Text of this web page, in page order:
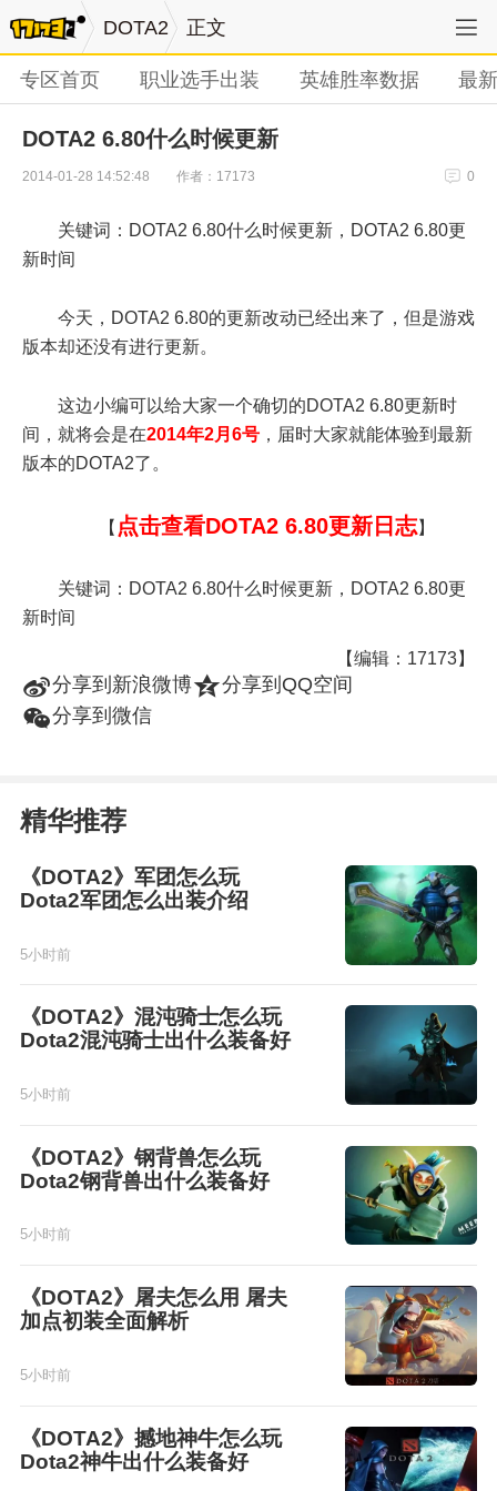
DOTA2 正文
专区首页 职业选手出装 英雄胜率数据 最
DOTA2 6.80什么时候更新
2014-01-28 14:52:48 作者：17173 0
关键词：DOTA2 6.80什么时候更新，DOTA2 6.80更
新时间
今天，DOTA2 6.80的更新改动已经出来了，但是游戏
版本却还没有进行更新。
这边小编可以给大家一个确切的DOTA2 6.80更新时
间，就将会是在2014年2月6号 ，届时大家就能体验到最新
版本的DOTA2了。
【 点击查看DOTA2 6.80更新日志】
关键词：DOTA2 6.80什么时候更新，DOTA2 6.80更
新时间
【编辑：17173】
t分享到新浪微博z分享到QQ空间
w分享到微信
精华推荐
《DOTA2》军团怎么玩
Dota2军团怎么出装介绍
5小时前
《DOTA2》混沌骑士怎么玩
Dota2混沌骑士出什么装备好
5小时前
《DOTA2》钢背兽怎么玩
Dota2钢背兽出什么装备好
5小时前
《DOTA2》屠夫怎么用 屠夫
加点初装全面解析
5小时前
《DOTA2》撼地神牛怎么玩
Dota2神牛出什么装备好